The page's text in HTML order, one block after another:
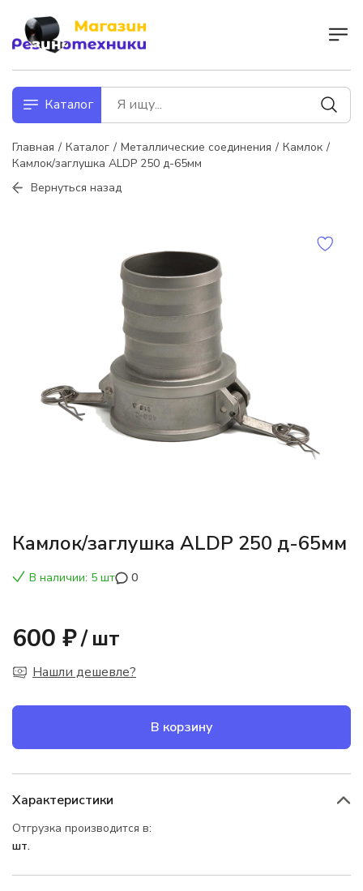
Каталог
Главная Каталог Металлические соединения
Камлок
Камлок/заглушка ALDP 250 д-65мм
Вернуться назад
Камлок/заглушка ALDP 250 д-65мм
В наличии: 5 шт 0
600 ₽/ шт
Нашли дешевле?
В корзину
Характеристики
Отгрузка производится в:
шт.